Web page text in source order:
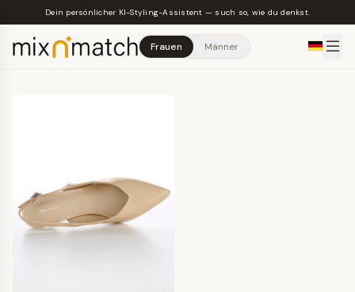
Skip to main content
Dein persönlicher KI-Styling-Assistent — such so, wie du denkst.
Frauen Männer